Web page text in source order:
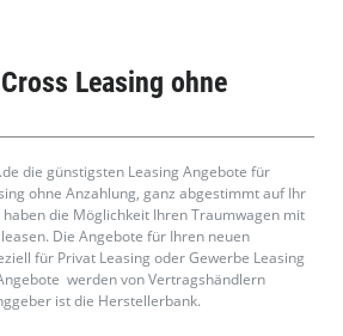
Leasing ohne
die günstigsten Leasing Angebote für
ohne Anzahlung, ganz abgestimmt auf Ihr
die Möglichkeit Ihren Traumwagen mit
Die Angebote für Ihren neuen
für Privat Leasing oder Gewerbe Leasing
werden von Vertragshändlern
ist die Herstellerbank.